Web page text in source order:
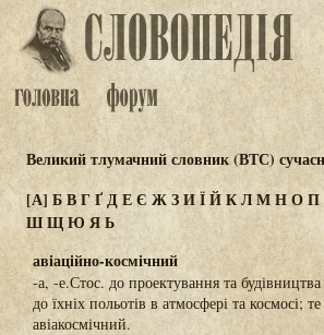
Великий тлумачний словник (ВТС)
[А] БВГҐДЕЄ ЖЗИЇЙКЛМНОП
ШЩЮЯЬ
авіаційно-космічний
-а, -е.Стос. до проектування та будівництва
до їхніх польотів в атмосфері та космосі;
авіакосмічний.